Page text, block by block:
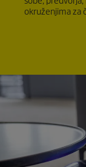
okruženjima za